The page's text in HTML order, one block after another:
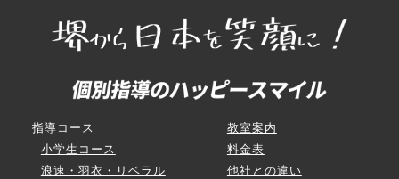
指導コース
小学生コース
浪速・羽衣・リベラル
教室案内
料金表
他社との違い